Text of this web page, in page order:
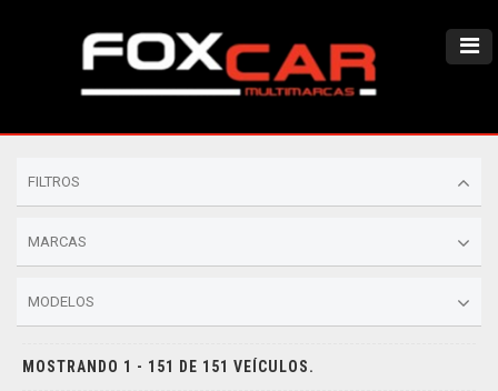
FILTROS
MARCAS
MODELOS
MOSTRANDO 1 - 151 DE 151 VEÍCULOS.